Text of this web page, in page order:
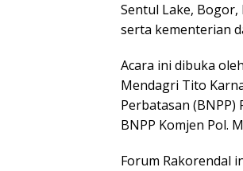
Sentul Lake,
serta kementerian
Acara ini dibuka
Mendagri Tito
Perbatasan
BNPP Komjen Pol.
Forum Rakorendal